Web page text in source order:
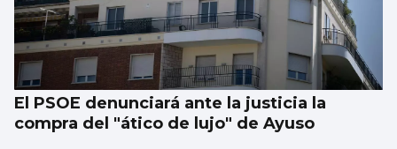
El PSOE denunciará ante la justicia la
compra del "ático de lujo" de Ayuso